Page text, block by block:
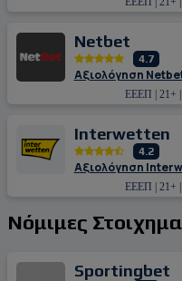
Netbet
4.7
Αξιολόγηση
ΕΕΕΠ |
Interwetten
4.2
Αξιολόγηση
ΕΕΕΠ |
Νόμιμες
Sportingbet